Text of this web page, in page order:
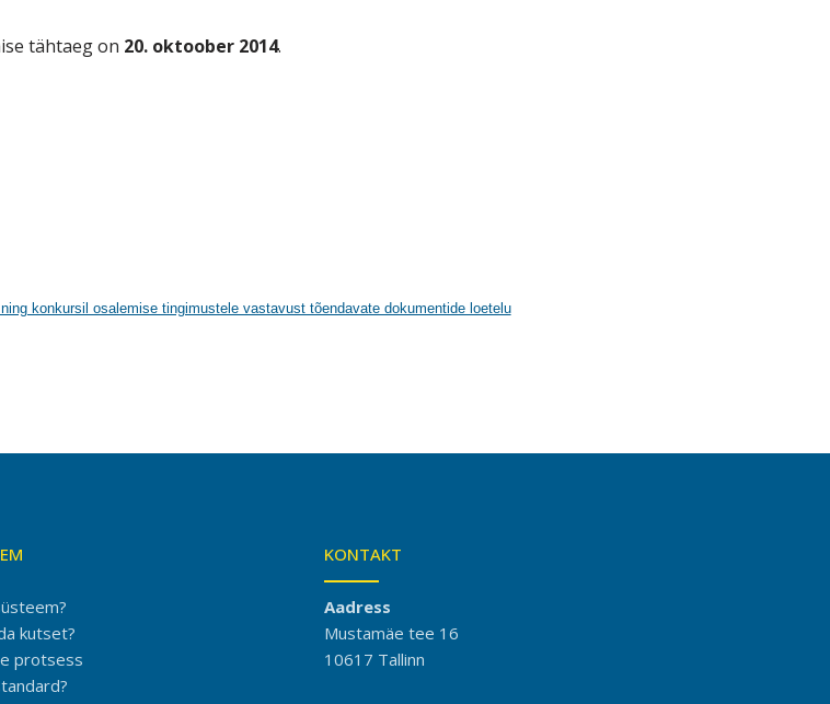
tähtaeg on 20.oktoober 2014.
konkursil osalemise tingimustele vastavust tõendavate dokumentide loetelu
kutset?
protsess
KONTAKT
Aadress
Mustamäe tee 16
10617 Tallinn